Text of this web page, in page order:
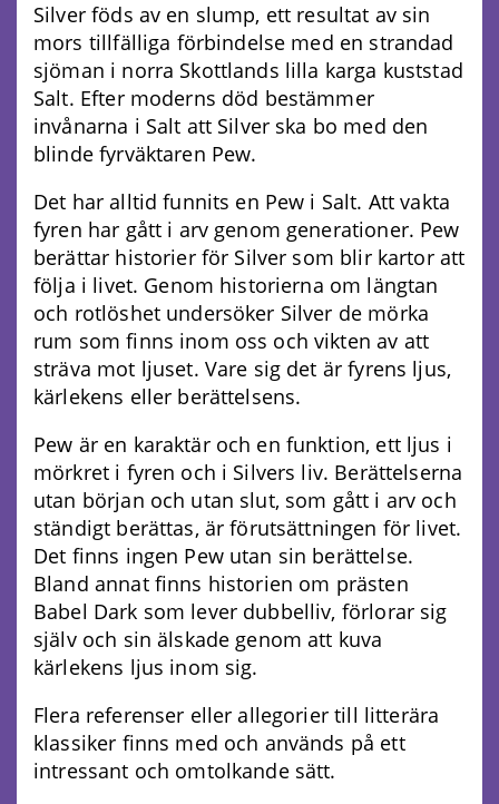
Silver föds av en slump, ett resultat av sin
mors tillfälliga förbindelse med en strandad
sjöman i norra Skottlands lilla karga kuststad
Salt. Efter moderns död bestämmer
invånarna i Salt att Silver ska bo med den
blinde fyrväktaren Pew.
Det har alltid funnits en Pew i Salt. Att vakta
fyren har gått i arv genom generationer. Pew
berättar historier för Silver som blir kartor att
följa i livet. Genom historierna om längtan
och rotlöshet undersöker Silver de mörka
rum som finns inom oss och vikten av att
sträva mot ljuset. Vare sig det är fyrens ljus,
kärlekens eller berättelsens.
Pew är en karaktär och en funktion, ett ljus i
mörkret i fyren och i Silvers liv. Berättelserna
utan början och utan slut, som gått i arv och
ständigt berättas, är förutsättningen för livet.
Det finns ingen Pew utan sin berättelse.
Bland annat finns historien om prästen
Babel Dark som lever dubbelliv, förlorar sig
själv och sin älskade genom att kuva
kärlekens ljus inom sig.
Flera referenser eller allegorier till litterära
klassiker finns med och används på ett
intressant och omtolkande sätt.